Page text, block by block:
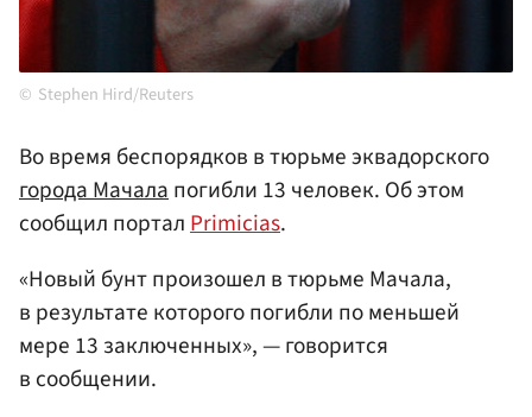
Stephen Hird/Reuters
Во время беспорядков в тюрьме эквадорского
города Мачалапогибли 13 человек. Об этом
сообщил порталPrimicias.
«Новый бунт произошел в тюрьме Мачала,
в результате которого погибли по меньшей
мере 13 заключенных», — говорится
в сообщении.